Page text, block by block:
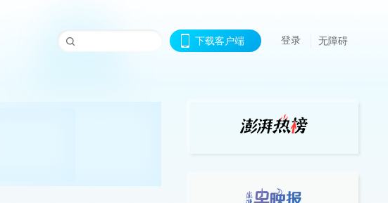
下载客户端 登录 无障碍